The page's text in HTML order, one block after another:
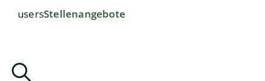
usersStellenangebote